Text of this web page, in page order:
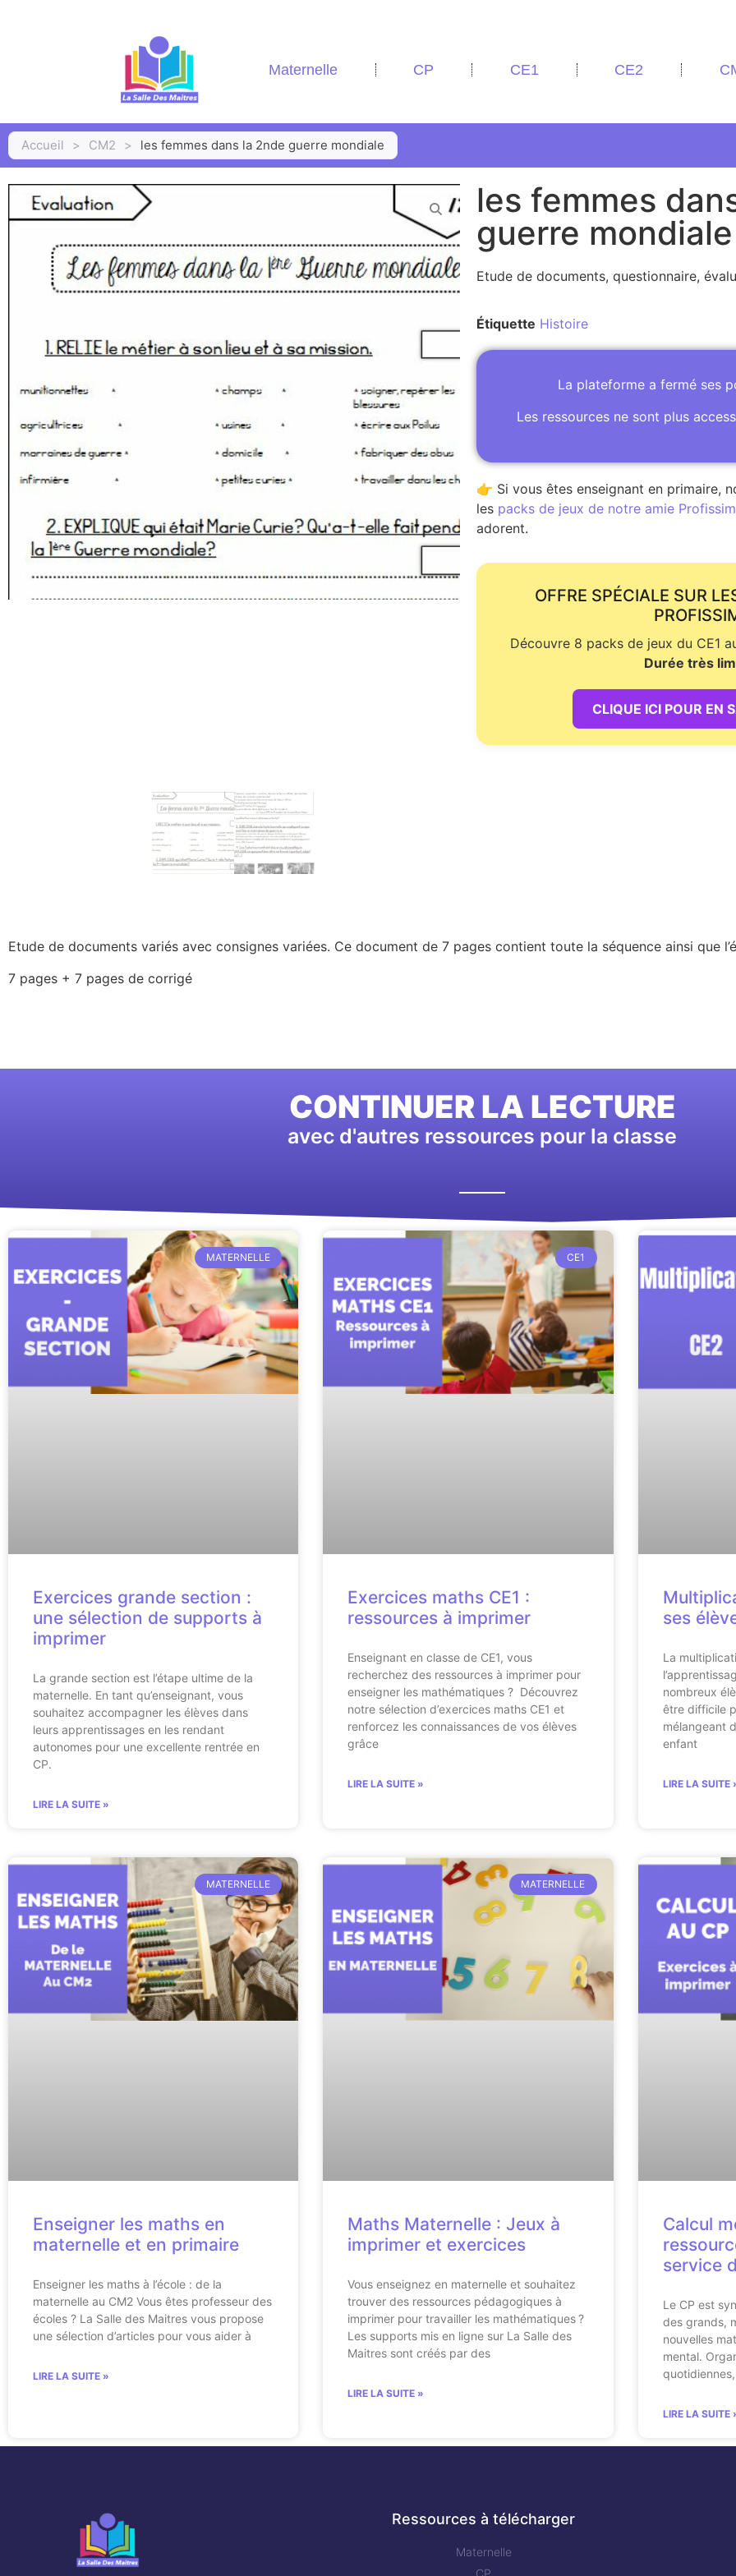
Maternelle CP CE1 CE2
Accueil > CM2 > les femmes dans la 2nde guerre mondiale
les femmes
guerre mondiale
Etude de documents, questionnaire,
Étiquette Histoire
La plateforme a fermé ses
Les ressources ne sont plus
👉 Si vous êtes enseignant en primaire,
les packs de jeux de notre amie
adorent.
OFFRE SPÉCIALE SUR
Découvre 8 packs de jeux du CE1
Durée très
CLIQUE ICI POUR EN
Etude de documents variés avec consignes variées. Ce document de 7 pages contient toute la séquence ainsi que
7 pages + 7 pages de corrigé
CONTINUER LA LECTURE
avec d'autres ressources pour la classe
MATERNELLE
Exercices grande section :
une sélection de supports à
imprimer
La grande section est l’étape ultime de la
maternelle. En tant qu’enseignant, vous
souhaitez accompagner les élèves dans
leurs apprentissages en les rendant
autonomes pour une excellente rentrée en
CP.
LIRE LA SUITE »
CE1
Exercices maths CE1 :
ressources à imprimer
Enseignant en classe de CE1, vous
recherchez des ressources à imprimer pour
enseigner les mathématiques ? Découvrez
notre sélection d’exercices maths CE1 et
renforcez les connaissances de vos élèves
grâce
LIRE LA SUITE »
ses
La
nombreux
être difficile
mélangeant
enfant
LIRE LA SUITE
MATERNELLE
Enseigner les maths en
maternelle et en primaire
Enseigner les maths à l’école : de la
maternelle au CM2 Vous êtes professeur des
écoles ? La Salle des Maitres vous propose
une sélection d’articles pour vous aider à
LIRE LA SUITE »
MATERNELLE
Maths Maternelle : Jeux à
imprimer et exercices
Vous enseignez en maternelle et souhaitez
trouver des ressources pédagogiques à
imprimer pour travailler les mathématiques ?
Les supports mis en ligne sur La Salle des
Maitres sont créés par des
LIRE LA SUITE »
Calcul
service
Le CP est
des grands,
nouvelles
mental.
LIRE LA SUITE
Ressources à télécharger
Maternelle
CP